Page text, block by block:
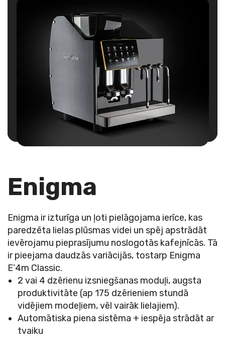
Enigma
Enigma ir izturīga un ļoti pielāgojama ierīce, kas
paredzēta lielas plūsmas videi un spēj apstrādāt
ievērojamu pieprasījumu noslogotās kafejnīcās. Tā
ir pieejama daudzās variācijās, tostarp Enigma
E’4m Classic.
2 vai 4 dzērienu izsniegšanas moduļi, augsta
produktivitāte (ap 175 dzērieniem stundā
vidējiem modeļiem, vēl vairāk lielajiem).
Automātiska piena sistēma + iespēja strādāt ar
tvaiku